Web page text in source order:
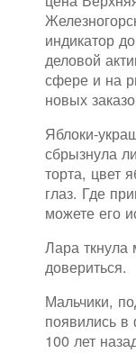
индикатор
деловой
сфере и на
новых
Яблоки-
сбрызнула
торта, цвет
глаз. Где
можете его
Лара ткнула
довериться.
Мальчики,
появились в
100 лет